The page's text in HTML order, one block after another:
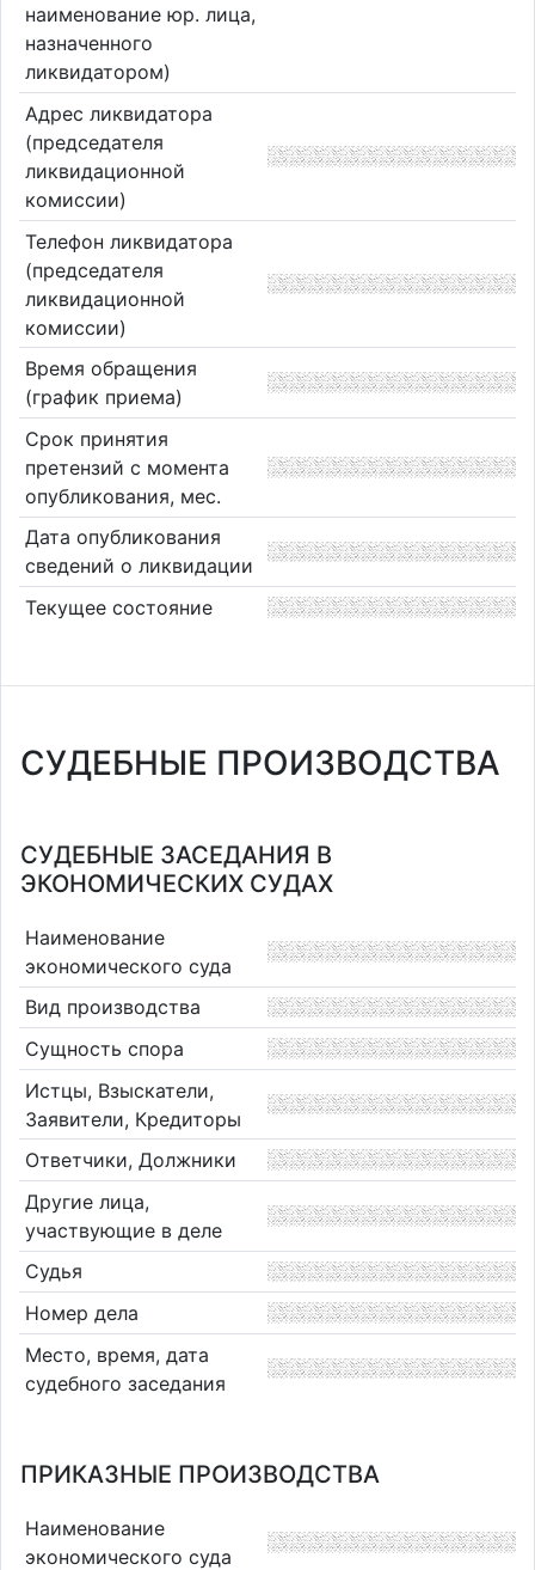
наименование юр. лица,
назначенного
ликвидатором)
Адрес ликвидатора
(председателя
ликвидационной
комиссии)
Телефон ликвидатора
(председателя
ликвидационной
комиссии)
Время обращения
(график приема)
Срок принятия
претензий с момента
опубликования, мес.
Дата опубликования
сведений о ликвидации
Текущее состояние
СУДЕБНЫЕ ПРОИЗВОДСТВА
СУДЕБНЫЕ ЗАСЕДАНИЯ В
ЭКОНОМИЧЕСКИХ СУДАХ
Наименование
экономического суда
Вид производства
Сущность спора
Истцы, Взыскатели,
Заявители, Кредиторы
Ответчики, Должники
Другие лица,
участвующие в деле
Судья
Номер дела
Место, время, дата
судебного заседания
ПРИКАЗНЫЕ ПРОИЗВОДСТВА
Наименование
экономического суда